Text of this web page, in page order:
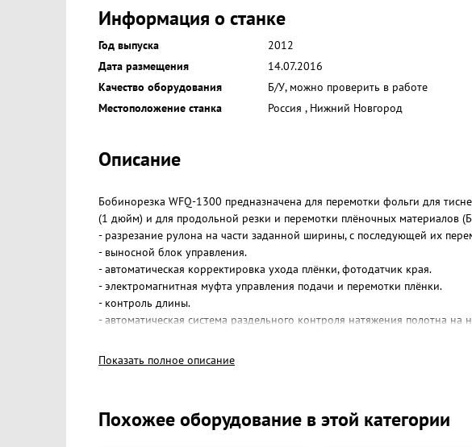
Информация о станке
Год выпуска
2012
Дата размещения
14.07.2016
Качество оборудования
Б/У, можно проверить в работе
Местоположение станка
Россия , Нижний Новгород
Описание
Бобинорезка WFQ-1300 предназначена для перемотки фольги для
(1 дюйм) и для продольной резки и перемотки плёночных материалов
- разрезание рулона на части заданной ширины, с последующей их
- выносной блок управления.
- автоматическая корректировка ухода плёнки, фотодатчик края.
- электромагнитная муфта управления подачи и перемотки плёнки.
- контроль длины.
- автоматическая система раздельного контроля натяжения полотна на
- обрезание кромки может осуществляться как в автоматическом, так и
Ширина рулона на размотке, мм - 1300, 1600
Диаметры валов, мм - 76,2
Показать полное описание
Похожее оборудование в этой категории